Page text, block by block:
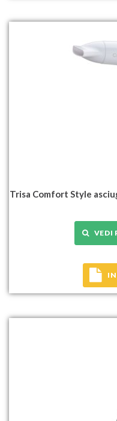
Trisa Comfort Style
VEDI